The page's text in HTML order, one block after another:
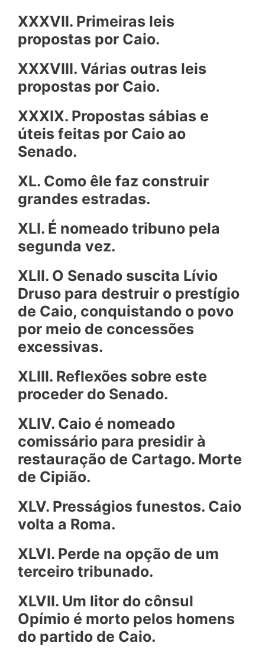
XXXVII. Primeiras leis
propostas por Caio.
XXXVIII. Várias outras leis
propostas por Caio.
XXXIX. Propostas sábias e
úteis feitas por Caio ao
Senado.
XL. Como êle faz construir
grandes estradas.
XLI. É nomeado tribuno pela
segunda vez.
XLII. O Senado suscita Lívio
Druso para destruir o prestígio
de Caio, conquistando o povo
por meio de concessões
excessivas.
XLIII. Reflexões sobre este
proceder do Senado.
XLIV. Caio é nomeado
comissário para presidir à
restauração de Cartago. Morte
de Cipião.
XLV. Presságios funestos. Caio
volta a Roma.
XLVI. Perde na opção de um
terceiro tribunado.
XLVII. Um litor do cônsul
Opímio é morto pelos homens
do partido de Caio.